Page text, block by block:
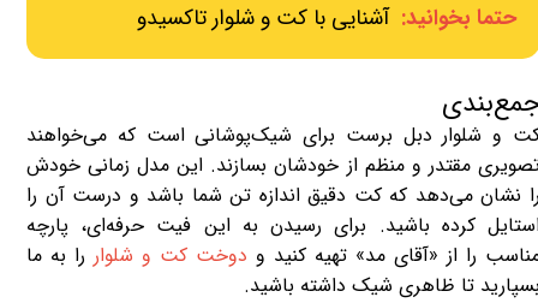
حتما بخوانید: آشنایی با کت و شلوار تاکسیدو
و شلوار دبل برست برای شیک‌پوشانی است که می‌خواهند
مقتدر و منظم از خودشان بسازند. این مدل زمانی خودش
نشان می‌دهد که کت دقیق اندازه تن شما باشد و درست آن را
کرده باشید. برای رسیدن به این فیت حرفه‌ای، پارچه
را از «آقای مد» تهیه کنید و دوخت کت و شلوار را به ما
تا ظاهری شیک داشته باشید.